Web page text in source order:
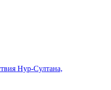
Нур-Султана,